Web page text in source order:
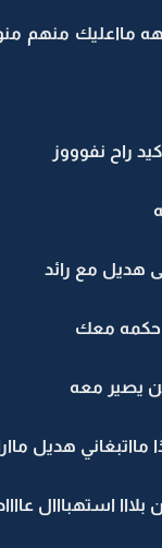
منهم
راح نفوووز
هديل مع رائد
حكمه معك
يصير معه
مااتبغاني هديل
بلااا استهبااال